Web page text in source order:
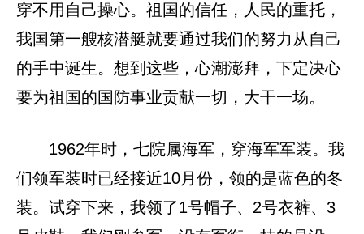
穿不用自己操心。祖国的信任，人民的重托，
我国第一艘核潜艇就要通过我们的努力从自己
的手中诞生。想到这些，心潮澎拜，下定决心
要为祖国的国防事业贡献一切，大干一场。
1962年时，七院属海军，穿海军军装。我
们领军装时已经接近10月份，领的是蓝色的冬
装。试穿下来，我领了1号帽子、2号衣裤、3